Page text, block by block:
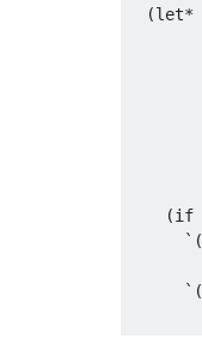
(let*
(if
` (
` (